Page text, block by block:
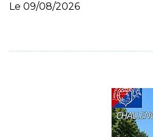
Le 09/08/2026